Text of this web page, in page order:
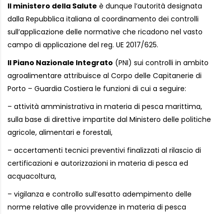
Il ministero della Salute è dunque l’autorità designata
dalla Repubblica italiana al coordinamento dei controlli
sull’applicazione delle normative che ricadono nel vasto
campo di applicazione del reg. UE 2017/625.
Il Piano Nazionale Integrato (PNI) sui controlli in ambito
agroalimentare attribuisce al Corpo delle Capitanerie di
Porto – Guardia Costiera le funzioni di cui a seguire:
– attività amministrativa in materia di pesca marittima,
sulla base di direttive impartite dal Ministero delle politiche
agricole, alimentari e forestali,
– accertamenti tecnici preventivi finalizzati al rilascio di
certificazioni e autorizzazioni in materia di pesca ed
acquacoltura,
– vigilanza e controllo sull’esatto adempimento delle
norme relative alle provvidenze in materia di pesca